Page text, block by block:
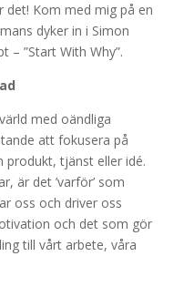
det! Kom med mig på en
dyker in i Simon
– ”Start With Why”.
med oändliga
att fokusera på
produkt, tjänst eller idé.
är det ’varför’ som
oss och driver oss
och det som gör
till vårt arbete, våra